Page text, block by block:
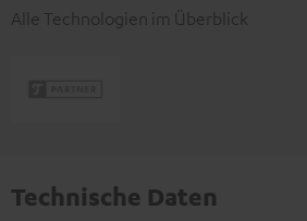
Alle Technologien im Überblick
Technische Daten